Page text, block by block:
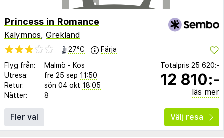
Princess in Romance
Kalymnos, Grekland
27°C
Färja
Flyg från:
Malmö - Kos
Utresa:
fre 25 sep 11:50
Retur:
sön 04 okt 18:05
Nätter:
8
Totalpris 25 620:-
12 810:-
läs mer
Fler val Välj resa